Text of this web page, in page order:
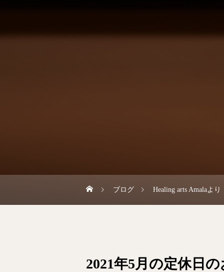
ブログ Healing arts Amalaより
2021年5月の定休日